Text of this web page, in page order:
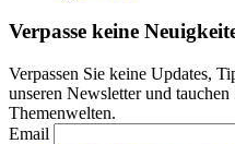
Verpasse keine
Verpassen Sie keine Updates,
unseren Newsletter und
Themenwelten.
Email